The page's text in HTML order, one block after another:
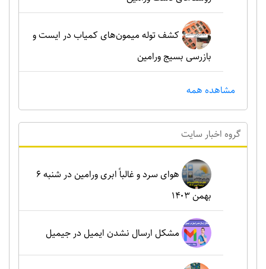
کشف توله میمون‌های کمیاب در ایست و
بازرسی بسیج ورامین
مشاهده همه
گروه اخبار سايت
هوای سرد و غالباً ابری ورامین در شنبه ۶
بهمن ۱۴۰۳
مشکل ارسال نشدن ایمیل در جیمیل